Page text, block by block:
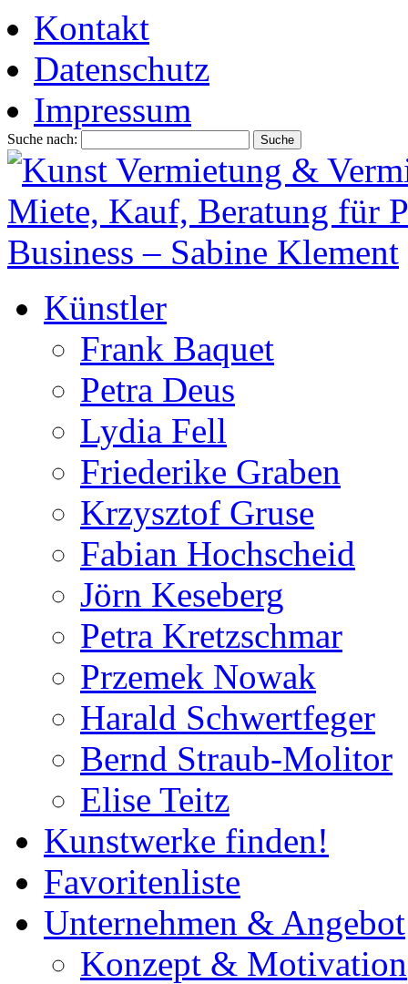
Kontakt
Datenschutz
Impressum
Suche nach:
Künstler
Frank Baquet
Petra Deus
Lydia Fell
Friederike Graben
Krzysztof Gruse
Fabian Hochscheid
Jörn Keseberg
Petra Kretzschmar
Przemek Nowak
Harald Schwertfeger
Bernd Straub-Molitor
Elise Teitz
Kunstwerke finden!
Favoritenliste
Unternehmen & Angebot
Konzept & Motivation